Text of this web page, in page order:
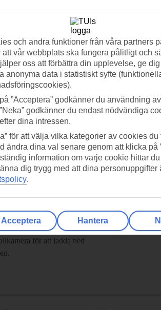
ner TUI-appen idag!
QR-koden med din
för att ladda ned
och andra funktioner från våra partners
vår webbplats ska fungera pålitligt och
oss att förbättra din upplevelse, ge
anonyma data i statistiskt syfte
”Acceptera” godkänner du användning
godkänner du endast nödvändiga
dina intressen.
för att välja vilka kategorier av cookies
ändra dina val senare genom att klicka på
information om varje cookie hittar
dig trygg med att dina personuppgifter
.
Acceptera Hantera